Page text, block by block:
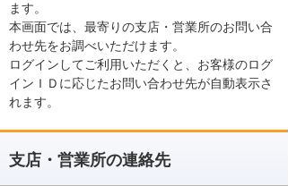
ます。
本画面では、最寄りの支店・営業所のお問い合
わせ先をお調べいただけます。
ログインしてご利用いただくと、お客様のログ
インＩＤに応じたお問い合わせ先が自動表示さ
れます。
支店・営業所の連絡先